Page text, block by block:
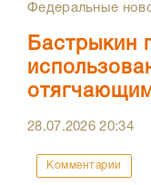
Федеральные
Бастрыкин
28.07.202620:34
Комментарии